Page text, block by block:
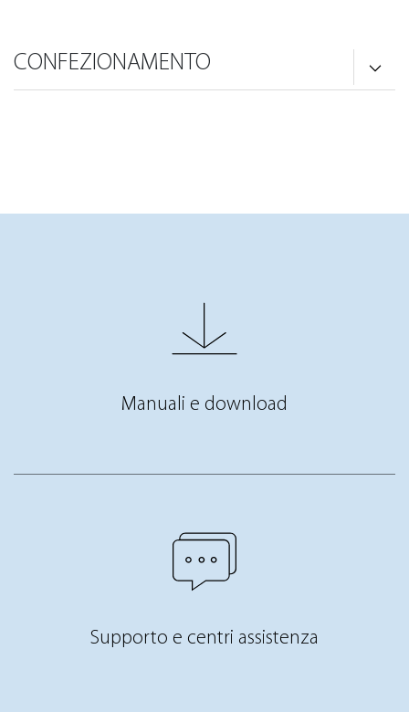
CONFEZIONAMENTO
Manuali e download
Supporto e centri assistenza